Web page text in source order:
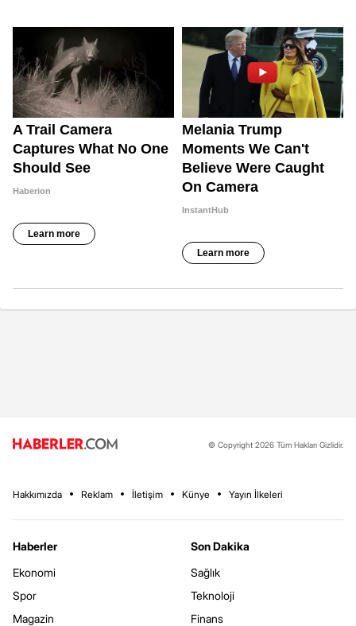
© Copyright 2026 Tüm Hakları Gizlidir.
Hakkımızda Reklam İletişim Künye Yayın İlkeleri
Haberler
Ekonomi
Spor
Magazin
Son Dakika
Sağlık
Teknoloji
Finans